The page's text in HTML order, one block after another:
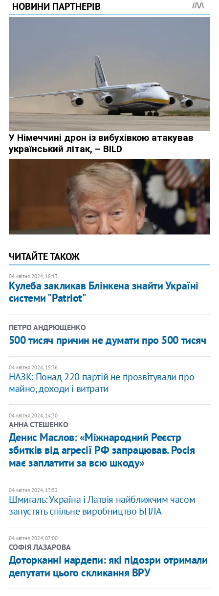
ЧИТАЙТЕ ТАКОЖ
04 квітня 2024, 18:13
Кулеба закликав Блінкена знайти Україні
системи "Patriot"
ПЕТРО АНДРЮЩЕНКО
500 тисяч причин не думати про 500 тисяч
04 квітня 2024, 15:36
НАЗК: Понад 220 партій не прозвітували про
майно, доходи і витрати
04 квітня 2024, 14:30
АННА СТЕШЕНКО
Денис Маслов: «Міжнародний Реєстр
збитків від агресії РФ запрацював. Росія
має заплатити за всю шкоду»
04 квітня 2024, 13:52
​Шмигаль: Україна і Латвія найближчим часом
запустять спільне виробництво БПЛА
04 квітня 2024, 07:00
СОФІЯ ЛАЗАРОВА
Доторканні нардепи: які підозри отримали
депутати цього скликання ВРУ